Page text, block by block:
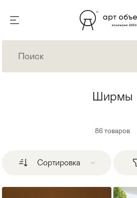
Ширмы
86товаров
Сортировка